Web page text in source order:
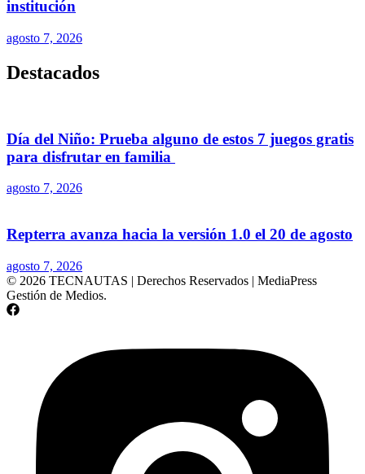
institución
agosto 7, 2026
Destacados
Día del Niño: Prueba alguno de estos 7 juegos gratis
para disfrutar en familia
agosto 7, 2026
Repterra avanza hacia la versión 1.0 el 20 de agosto
agosto 7, 2026
© 2026 TECNAUTAS | Derechos Reservados | MediaPress
Gestión de Medios.